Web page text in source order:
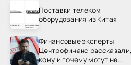
Поставки телеком
оборудования из Китая
Финансовые эксперты
Центрофинанс рассказали,
кому и почему могут не